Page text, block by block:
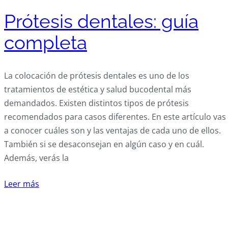
Prótesis dentales: guía
completa
La colocación de prótesis dentales es uno de los
tratamientos de estética y salud bucodental más
demandados. Existen distintos tipos de prótesis
recomendados para casos diferentes. En este artículo vas
a conocer cuáles son y las ventajas de cada uno de ellos.
También si se desaconsejan en algún caso y en cuál.
Además, verás la
Leer más